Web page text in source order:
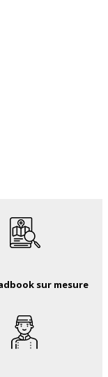
sur mesure